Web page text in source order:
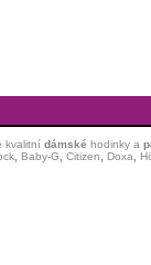
kvalitní dámské hodinkya
, Baby-G Citizen Doxa